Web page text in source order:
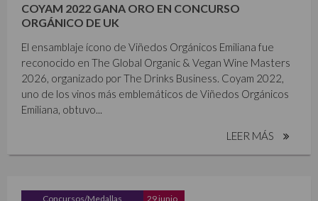
COYAM 2022 GANA ORO EN CONCURSO
ORGÁNICO DE UK
El ensamblaje ícono de Viñedos Orgánicos Emiliana fue
reconocido en The Global Organic & Vegan Wine Masters
2026, organizado por The Drinks Business. Coyam 2022,
uno de los vinos más emblemáticos de Viñedos Orgánicos
Emiliana, obtuvo...
LEER MÁS
Concursos/Medallas 29 junio